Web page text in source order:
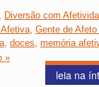
Diversão com
, Gente de Afeto
, doces, memória
»
leia na